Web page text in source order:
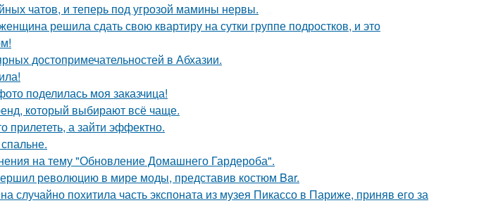
чатов, и теперь под угрозой мамины нервы.
решила сдать свою квартиру на сутки группе подростков, и это
достопримечательностей в Абхазии.
поделилась моя заказчица!
который выбирают всё чаще.
прилететь, а зайти эффектно.
на тему "Обновление Домашнего Гардероба".
революцию в мире моды, представив костюм Bar.
случайно похитила часть экспоната из музея Пикассо в Париже, приняв его за